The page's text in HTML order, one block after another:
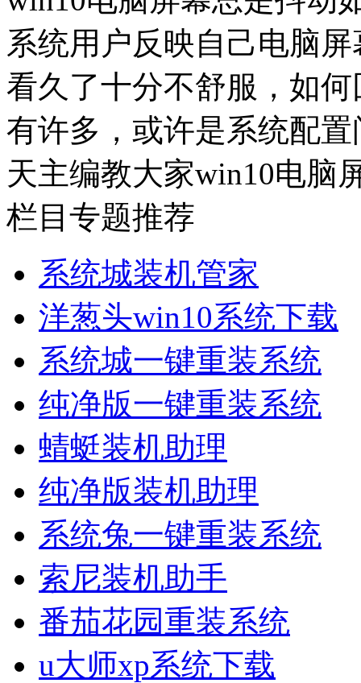
系统用户反映自己电脑
看久了十分不舒服，如
有许多，或许是系统配
天主编教大家win10电脑
栏目专题推荐
系统城装机管家
洋葱头win10系统下载
系统城一键重装系统
纯净版一键重装系统
蜻蜓装机助理
纯净版装机助理
系统兔一键重装系统
索尼装机助手
番茄花园重装系统
u大师xp系统下载